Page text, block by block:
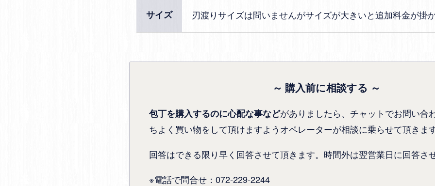
サイズ 刃渡りサイズは問いませんがサイズが大きいと追加料金が掛
～ 購入前に相談する ～
包丁を購入するのに心配な事などがありましたら、チャットでお問い合
ちよく買い物をして頂けますようオペレーターが相談に乗らせて頂きま
回答はできる限り早く回答させて頂きます。時間外は翌営業日に回答さ
※電話で問合せ：072-229-2244